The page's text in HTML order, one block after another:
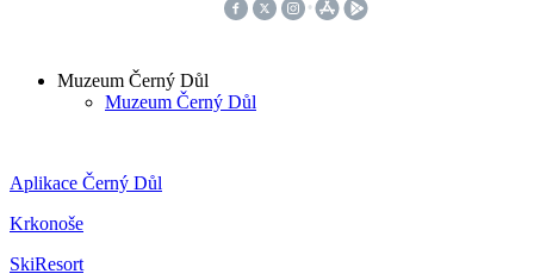
Muzeum Černý Důl
Muzeum Černý Důl
Aplikace Černý Důl
Krkonoše
SkiResort